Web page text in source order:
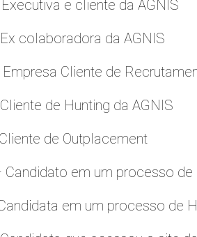
e cliente da AGNIS
colaboradora da AGNIS
Cliente de
de Hunting da AGNIS
de Outplacement
Candidato em um processo
em um processo de